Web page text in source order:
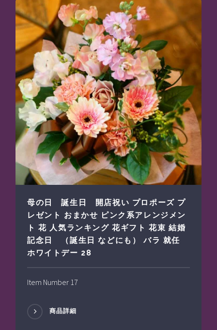
母の日 誕生日 開店祝い プロポーズ プ
レゼント おまかせ ピンク系アレンジメン
ト 花 人気ランキング 花ギフト 花束 結婚
記念日 （誕生日 などにも） バラ 就任
ホワイトデー 28
Item Number 17
商品詳細